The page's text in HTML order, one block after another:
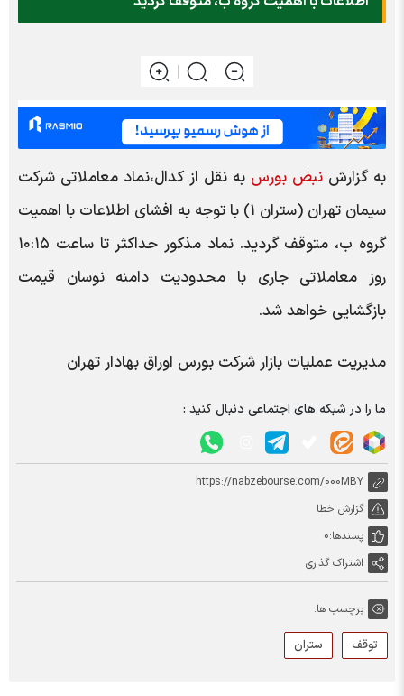
به گزارش نبض بورس به نقل از کدال،نماد معاملاتی شرکت
سیمان تهران (ستران ۱) با توجه به افشای اطلاعات با اهمیت
گروه ب، متوقف گردید. نماد مذکور حداکثر تا ساعت ۱۰:۱۵
روز معاملاتی جاری با محدودیت دامنه نوسان قیمت
بازگشایی خواهد شد.
مدیریت عملیات بازار شرکت بورس اوراق بهادار تهران
ما را در شبکه های اجتماعی دنبال کنید :
https://nabzebourse.com/000MBY
گزارش خطا
پسندها:0
اشتراک گذاری
برچسب ها:
توقف ستران